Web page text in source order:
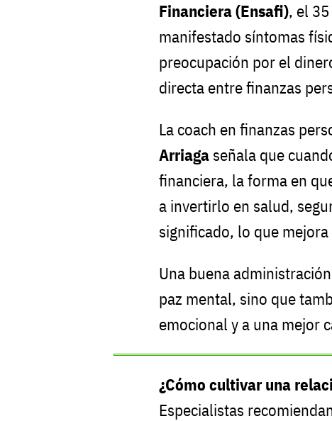
Financiera (Ensafi), el
manifestado síntomas
preocupación por el
directa entre finanzas
La coach en finanzas
Arriaga señala que
financiera, la forma en
a invertirlo en salud,
significado, lo que
Una buena
paz mental, sino que
emocional y a una mejor
¿Cómo cultivar una
Especialistas